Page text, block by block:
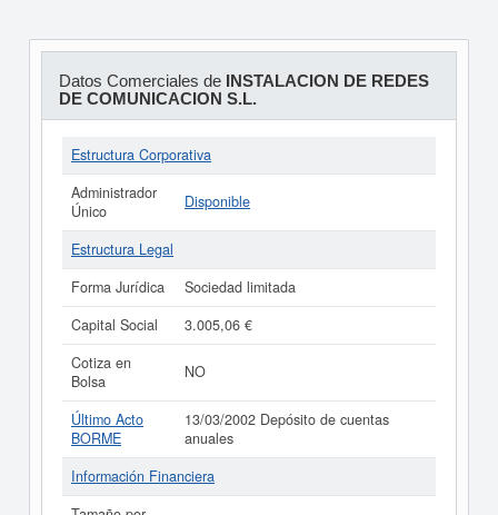
Datos Comerciales de INSTALACION DE REDES
DE COMUNICACION S.L.
Estructura Corporativa
Administrador
Único
Disponible
Estructura Legal
Forma Jurídica
Sociedad limitada
Capital Social
3.005,06 €
Cotiza en
Bolsa
NO
Último Acto
BORME
13/03/2002 Depósito de cuentas
anuales
Información Financiera